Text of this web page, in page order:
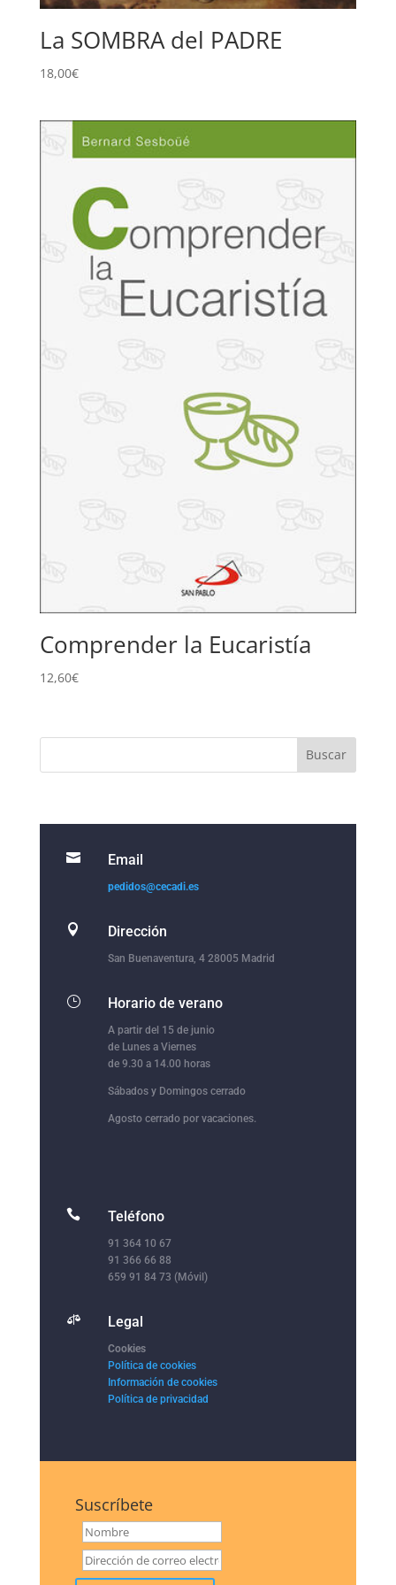
La SOMBRA del PADRE
18,00€
Comprender la Eucaristía
12,60€
 Email
pedidos@cecadi.es
 Dirección
San Buenaventura, 4 28005 Madrid
} Horario de verano
A partir del 15 de junio
de Lunes a Viernes
de 9.30 a 14.00 horas
Sábados y Domingos cerrado
Agosto cerrado por vacaciones.
 Teléfono
91 364 10 67
91 366 66 88
659 91 84 73 (Móvil)
 Legal
Cookies
Política de cookies
Información de cookies
Política de privacidad
Suscríbete